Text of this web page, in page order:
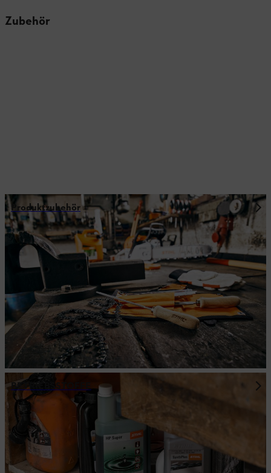
Zubehör
Produktzubehör
BETRIEBSSTOFFE